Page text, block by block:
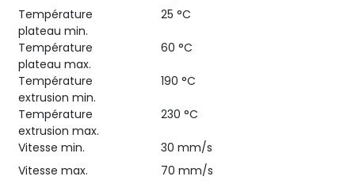
Température
plateau min.
25 °C
Température
plateau max.
60 °C
Température
extrusion min.
190 °C
Température
extrusion max.
230 °C
Vitesse min.
30 mm/s
Vitesse max.
70 mm/s